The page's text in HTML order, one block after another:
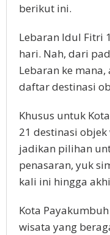
berikut ini.
Lebaran Idul Fitri
hari. Nah, dari
Lebaran ke
daftar destinasi
Khusus untuk
21 destinasi
jadikan pilihan
penasaran, yuk
kali ini hingga
Kota
wisata yang